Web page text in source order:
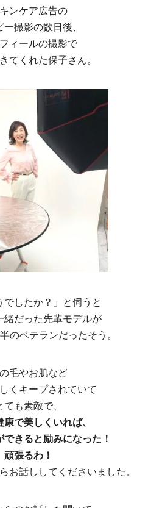
ンケア広告の
撮影の数日後、
ィールの撮影で
てくれた保子さん。
でしたか？」と伺うと
緒だった先輩モデルが
のベテランだったそう。
毛やお肌など
くキープされていて
ても素敵で、
で美しくいれば、
きると励みになった！
頑張るわ！
お話ししてくださいました。